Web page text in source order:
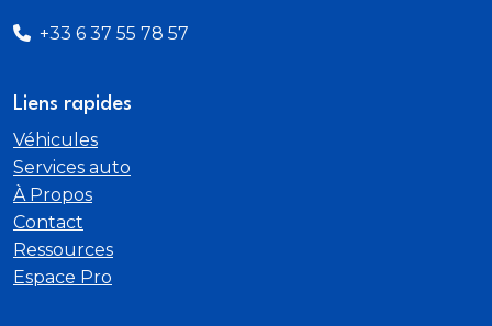
TIREFIT
AMG Line Premium Plus
Capot moteur actif
Pack Premium Plus
Palettes de changements de rapports
+33 6 37 55 78 57
Liens rapides
Véhicules
Services auto
À Propos
Contact
Ressources
Espace Pro